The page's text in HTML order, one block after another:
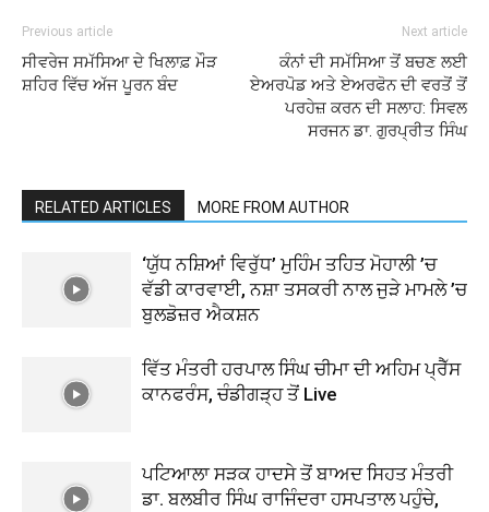
Previous article
ਸੀਵਰੇਜ ਸਮੱਸਿਆ ਦੇ ਖਿਲਾਫ਼ ਮੌੜ
ਸ਼ਹਿਰ ਵਿੱਚ ਅੱਜ ਪੂਰਨ ਬੰਦ
Next article
ਕੰਨਾਂ ਦੀ ਸਮੱਸਿਆ ਤੋਂ ਬਚਣ ਲਈ
ਏਅਰਪੋਡ ਅਤੇ ਏਅਰਫੋਨ ਦੀ ਵਰਤੋਂ ਤੋਂ
ਪਰਹੇਜ਼ ਕਰਨ ਦੀ ਸਲਾਹ: ਸਿਵਲ
ਸਰਜਨ ਡਾ. ਗੁਰਪ੍ਰੀਤ ਸਿੰਘ
RELATED ARTICLES MORE FROM AUTHOR
‘ਯੁੱਧ ਨਸ਼ਿਆਂ ਵਿਰੁੱਧ’ ਮੁਹਿੰਮ ਤਹਿਤ ਮੋਹਾਲੀ ’ਚ
ਵੱਡੀ ਕਾਰਵਾਈ, ਨਸ਼ਾ ਤਸਕਰੀ ਨਾਲ ਜੁੜੇ ਮਾਮਲੇ ’ਚ
ਬੁਲਡੋਜ਼ਰ ਐਕਸ਼ਨ
ਵਿੱਤ ਮੰਤਰੀ ਹਰਪਾਲ ਸਿੰਘ ਚੀਮਾ ਦੀ ਅਹਿਮ ਪ੍ਰੈੱਸ
ਕਾਨਫਰੰਸ, ਚੰਡੀਗੜ੍ਹ ਤੋਂ Live
ਪਟਿਆਲਾ ਸੜਕ ਹਾਦਸੇ ਤੋਂ ਬਾਅਦ ਸਿਹਤ ਮੰਤਰੀ
ਡਾ. ਬਲਬੀਰ ਸਿੰਘ ਰਾਜਿੰਦਰਾ ਹਸਪਤਾਲ ਪਹੁੰਚੇ,